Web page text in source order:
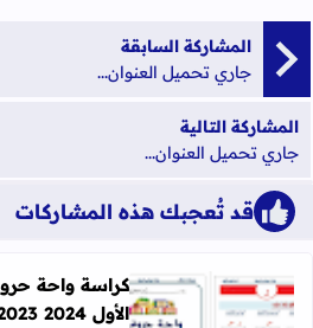
المشاركة السابقة
جاري تحميل العنوان...
المشاركة التالية
جاري تحميل العنوان...
قد تُعجبك هذه المشاركات
كراسة واحة
الأول 2024 2023